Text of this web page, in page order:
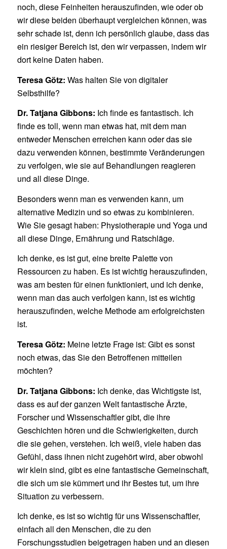
noch, diese Feinheiten herauszufinden, wie oder ob
wir diese beiden überhaupt vergleichen können, was
sehr schade ist, denn ich persönlich glaube, dass das
ein riesiger Bereich ist, den wir verpassen, indem wir
dort keine Daten haben.
Teresa Götz: Was halten Sie von digitaler
Selbsthilfe?
Dr. Tatjana Gibbons: Ich finde es fantastisch. Ich
finde es toll, wenn man etwas hat, mit dem man
entweder Menschen erreichen kann oder das sie
dazu verwenden können, bestimmte Veränderungen
zu verfolgen, wie sie auf Behandlungen reagieren
und all diese Dinge.
Besonders wenn man es verwenden kann, um
alternative Medizin und so etwas zu kombinieren.
Wie Sie gesagt haben: Physiotherapie und Yoga und
all diese Dinge, Ernährung und Ratschläge.
Ich denke, es ist gut, eine breite Palette von
Ressourcen zu haben. Es ist wichtig herauszufinden,
was am besten für einen funktioniert, und ich denke,
wenn man das auch verfolgen kann, ist es wichtig
herauszufinden, welche Methode am erfolgreichsten
ist.
Teresa Götz: Meine letzte Frage ist: Gibt es sonst
noch etwas, das Sie den Betroffenen mitteilen
möchten?
Dr. Tatjana Gibbons: Ich denke, das Wichtigste ist,
dass es auf der ganzen Welt fantastische Ärzte,
Forscher und Wissenschaftler gibt, die ihre
Geschichten hören und die Schwierigkeiten, durch
die sie gehen, verstehen. Ich weiß, viele haben das
Gefühl, dass ihnen nicht zugehört wird, aber obwohl
wir klein sind, gibt es eine fantastische Gemeinschaft,
die sich um sie kümmert und ihr Bestes tut, um ihre
Situation zu verbessern.
Ich denke, es ist so wichtig für uns Wissenschaftler,
einfach all den Menschen, die zu den
Forschungsstudien beigetragen haben und an diesen